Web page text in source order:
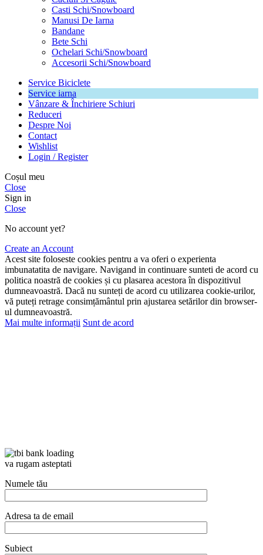
Casti Schi/Snowboard
Manusi De Iarna
Bandane
Bete Schi
Ochelari Schi/Snowboard
Accesorii Schi/Snowboard
Service Biciclete
Service iarna
Vânzare & Închiriere Schiuri
Reduceri
Despre Noi
Contact
Wishlist
Login / Register
Coșul meu
Close
Sign in
Close
No account yet?
Create an Account
Acest site foloseste cookies pentru a va oferi o experienta
imbunatatita de navigare. Navigand in continuare sunteti de acord cu
politica noastră de cookies și cu plasarea acestora în dispozitivul
dumneavoastră. Dacă nu sunteți de acord cu utilizarea cookie-urilor,
vă puteți retrage consimțământul prin ajustarea setărilor din browser-
ul dumneavoastră.
Mai multe informații Sunt de acord
va rugam asteptati
Numele tău
Adresa ta de email
Subiect